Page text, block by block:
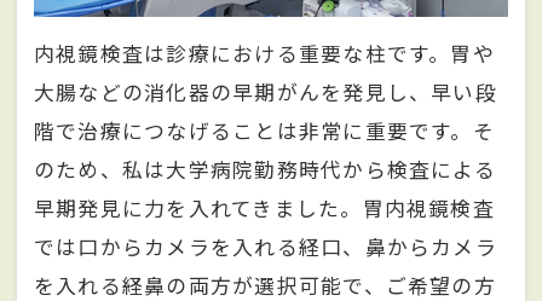
内視鏡検査は診療における重要な柱です。胃や
大腸などの消化器の早期がんを発見し、早い段
階で治療につなげることは非常に重要です。そ
のため、私は大学病院勤務時代から検査による
早期発見に力を入れてきました。胃内視鏡検査
では口からカメラを入れる経口、鼻からカメラ
を入れる経鼻の両方が選択可能で、ご希望の方